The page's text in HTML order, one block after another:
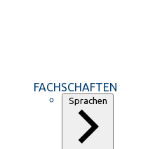
FACHSCHAFTEN
Sprachen